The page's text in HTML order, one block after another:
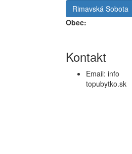
Rimavská Sobota
Obec:
Kontakt
Email: info
topubytko.sk